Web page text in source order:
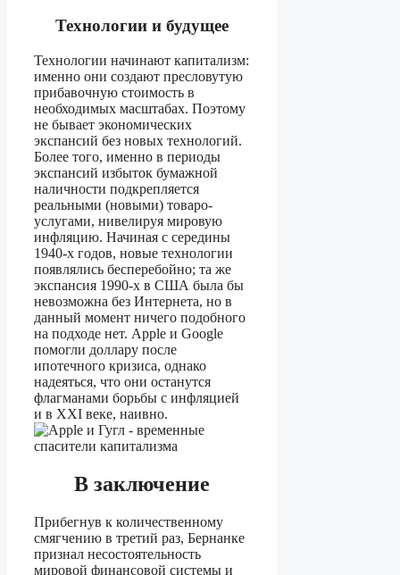
Технологии и будущее
Технологии начинают капитализм:
именно они создают пресловутую
прибавочную стоимость в
необходимых масштабах. Поэтому
не бывает экономических
экспансий без новых технологий.
Более того, именно в периоды
экспансий избыток бумажной
наличности подкрепляется
реальными (новыми) товаро-
услугами, нивелируя мировую
инфляцию. Начиная с середины
1940-х годов, новые технологии
появлялись бесперебойно; та же
экспансия 1990-х в США была бы
невозможна без Интернета, но в
данный момент ничего подобного
на подходе нет. Apple и Google
помогли доллару после
ипотечного кризиса, однако
надеяться, что они останутся
флагманами борьбы с инфляцией
и в XXI веке, наивно.
В заключение
Прибегнув к количественному
смягчению в третий раз, Бернанке
признал несостоятельность
мировой финансовой системы и